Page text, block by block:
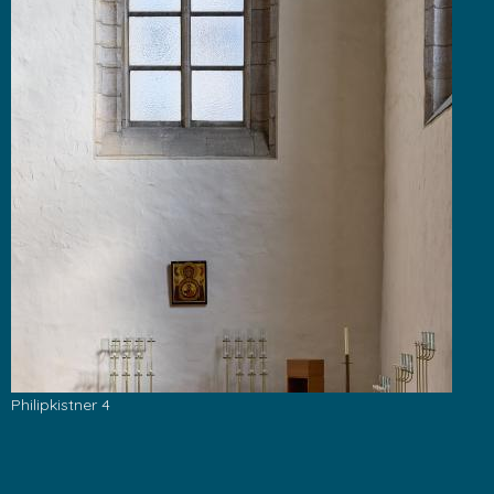
Philipkistner 4